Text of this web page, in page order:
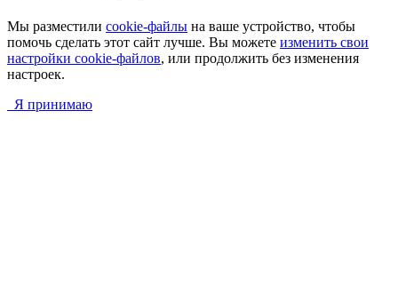
Мы разместили cookie-файлы на ваше устройство, чтобы
помочь сделать этот сайт лучше. Вы можете изменить свои
настройки cookie-файлов, или продолжить без изменения
настроек.
Я принимаю